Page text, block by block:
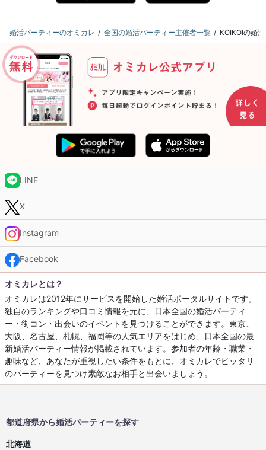
婚活パーティーのオミカレ 全国の婚活パーティー主催者一覧 KOIKOIの婚
LINE
X
Instagram
Facebook
オミカレとは？
オミカレは2012年にサービスを開始した婚活ポータルサイトです。
独自のランキングや口コミ情報を元に、日本全国の婚活パーティ
ー・街コン・出会いのイベントを見つけることができます。東京、
大阪、名古屋、札幌、福岡等の人気エリアをはじめ、日本全国の最
新婚活パーティー情報が掲載されています。参加者の年齢・職業・
趣味など、あなたが重視したい条件をもとに、オミカレでピッタリ
のパーティーを見つけ素敵なお相手と出会いましょう。
都道府県から婚活パーティーを探す
北海道